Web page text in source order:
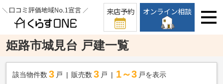
来店予約 オンライン相談
姫路市城見台 戸建一覧
該当物件数 3 戸 販売数 3 戸 1～3 戸を表示